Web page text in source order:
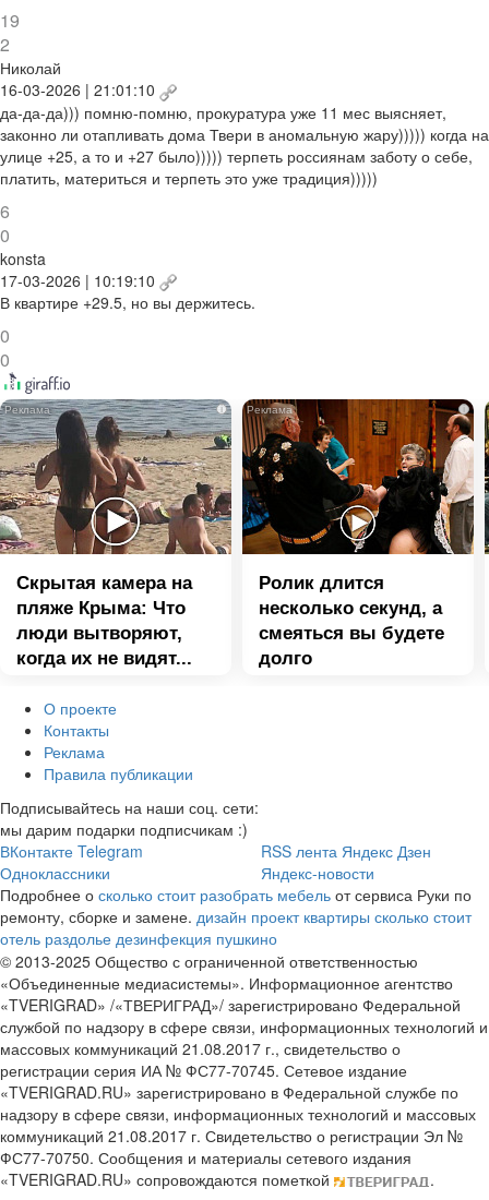
19
2
Николай
16-03-2026 | 21:01:10
да-да-да))) помню-помню, прокуратура уже 11 мес выясняет,
законно ли отапливать дома Твери в аномальную жару))))) когда на
улице +25, а то и +27 было))))) терпеть россиянам заботу о себе,
платить, материться и терпеть это уже традиция)))))
6
0
konsta
17-03-2026 | 10:19:10
В квартире +29.5, но вы держитесь.
0
0
i
Скрытая камера на
пляже Крыма: Что
люди вытворяют,
когда их не видят...
i
Ролик длится
несколько секунд, а
смеяться вы будете
долго
О проекте
Контакты
Реклама
Правила публикации
Подписывайтесь на наши соц. сети:
мы дарим подарки подписчикам :)
ВКонтакте Telegram
Одноклассники
RSS лента Яндекс Дзен
Яндекс-новости
Подробнее о сколько стоит разобрать мебель от сервиса Руки по
ремонту, сборке и замене. дизайн проект квартиры сколько стоит
отель раздолье дезинфекция пушкино
© 2013-2025 Общество с ограниченной ответственностью
«Объединенные медиасистемы». Информационное агентство
«TVERIGRAD» /«ТВЕРИГРАД»/ зарегистрировано Федеральной
службой по надзору в сфере связи, информационных технологий и
массовых коммуникаций 21.08.2017 г., свидетельство о
регистрации серия ИА № ФС77-70745. Сетевое издание
«TVERIGRAD.RU» зарегистрировано в Федеральной службе по
надзору в сфере связи, информационных технологий и массовых
коммуникаций 21.08.2017 г. Свидетельство о регистрации Эл №
ФС77-70750. Сообщения и материалы сетевого издания
«TVERIGRAD.RU» сопровождаются пометкой
.